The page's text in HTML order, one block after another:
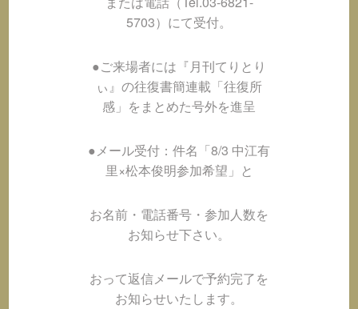
5703）にて受付。
●ご来場者には『月刊てりとり
ぃ』の往復書簡連載「往復所
感」をまとめた号外を進呈
●メール受付：件名「8/3 中江有
里×松本俊明参加希望」と
お名前・電話番号・参加人数を
お知らせ下さい。
おって返信メールで予約完了を
お知らせいたします。